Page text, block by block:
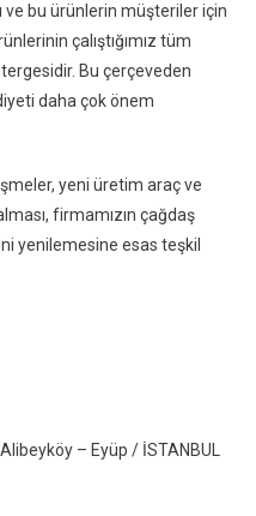
ve bu ürünlerin müşteriler için
çalıştığımız tüm
Bu çerçeveden
daha çok önem
yeni üretim araç ve
firmamızın çağdaş
yenilemesine esas teşkil
– Eyüp / İSTANBUL